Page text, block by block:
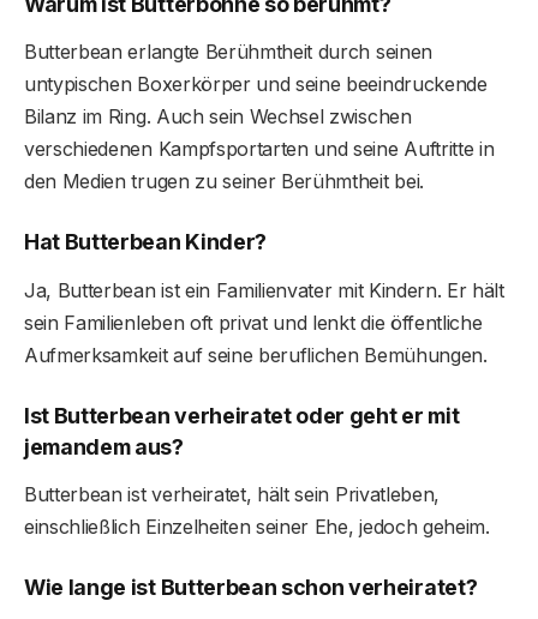
Butterbean erlangte Berühmtheit durch seinen
untypischen Boxerkörper und seine beeindruckende
Bilanz im Ring. Auch sein Wechsel zwischen
verschiedenen Kampfsportarten und seine Auftritte in
den Medien trugen zu seiner Berühmtheit bei.
Hat Butterbean Kinder?
Ja, Butterbean ist ein Familienvater mit Kindern. Er hält
sein Familienleben oft privat und lenkt die öffentliche
Aufmerksamkeit auf seine beruflichen Bemühungen.
Ist Butterbean verheiratet oder geht er mit
jemandem aus?
Butterbean ist verheiratet, hält sein Privatleben,
einschließlich Einzelheiten seiner Ehe, jedoch geheim.
Wie lange ist Butterbean schon verheiratet?